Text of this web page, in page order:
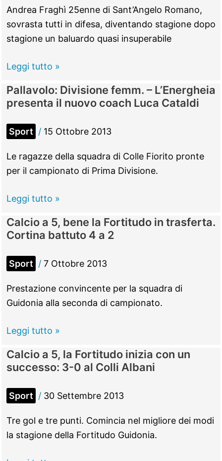
prima
giornata
delle
del
est
Andrea Fraghì 25enne di Sant’Angelo Romano,
sovrasta tutti in difesa, diventando stagione dopo
stagione un baluardo quasi insuperabile
Andrea
difensore
che
si
ispira
a
Nesta
che
la
serie
Leggi tutto »
Pallavolo: Divisione femm. – L’Energheia
presenta il nuovo coach Luca Cataldi
Sport / 15 Ottobre 2013
Le ragazze della squadra di Colle Fiorito pronte
per il campionato di Prima Divisione.
Pallavolo:
femm.
–
L’Energheia
presenta
il
nuovo
Luca
Leggi tutto »
Calcio a 5, bene la Fortitudo in trasferta.
Cortina battuto 4 a 2
Sport / 7 Ottobre 2013
Prestazione convincente per la squadra di
Guidonia alla seconda di campionato.
Calcio
5,
bene
la
Fortitudo
in
trasferta.
Leggi tutto »
Calcio a 5, la Fortitudo inizia con un
successo: 3-0 al Colli Albani
Sport / 30 Settembre 2013
Tre gol e tre punti. Comincia nel migliore dei modi
la stagione della Fortitudo Guidonia.